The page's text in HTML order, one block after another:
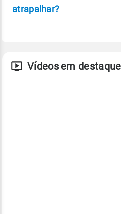
atrapalhar?
Vídeos em destaque